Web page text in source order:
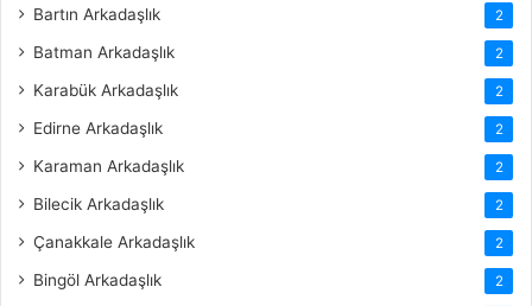
Bartın Arkadaşlık 2
Batman Arkadaşlık 2
Karabük Arkadaşlık 2
Edirne Arkadaşlık 2
Karaman Arkadaşlık 2
Bilecik Arkadaşlık 2
Çanakkale Arkadaşlık 2
Bingöl Arkadaşlık 2